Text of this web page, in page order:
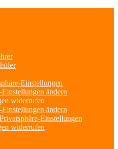
Einstellungen
ändern
widerrufen
ändern
Einstellungen
widerrufen